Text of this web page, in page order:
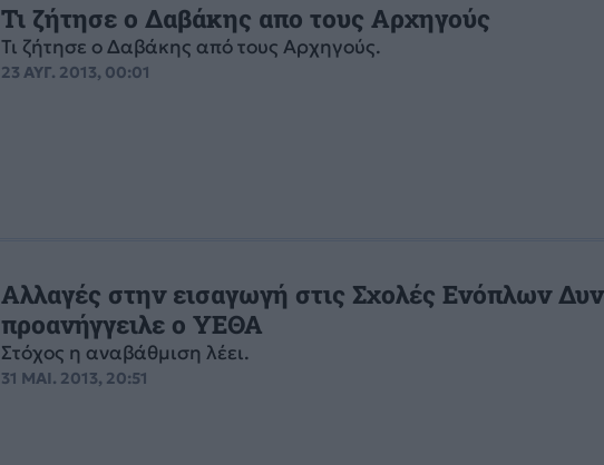
Τι ζήτησε ο Δαβάκης απο τους Αρχηγούς
Τι ζήτησε ο Δαβάκης από τους Αρχηγούς.
23 ΑΥΓ. 2013, 00:01
Αλλαγές στην εισαγωγή στις Σχολές Ενόπλων
προανήγγειλε ο ΥΕΘΑ
Στόχος η αναβάθμιση λέει.
31 ΜΑΙ. 2013, 20:51